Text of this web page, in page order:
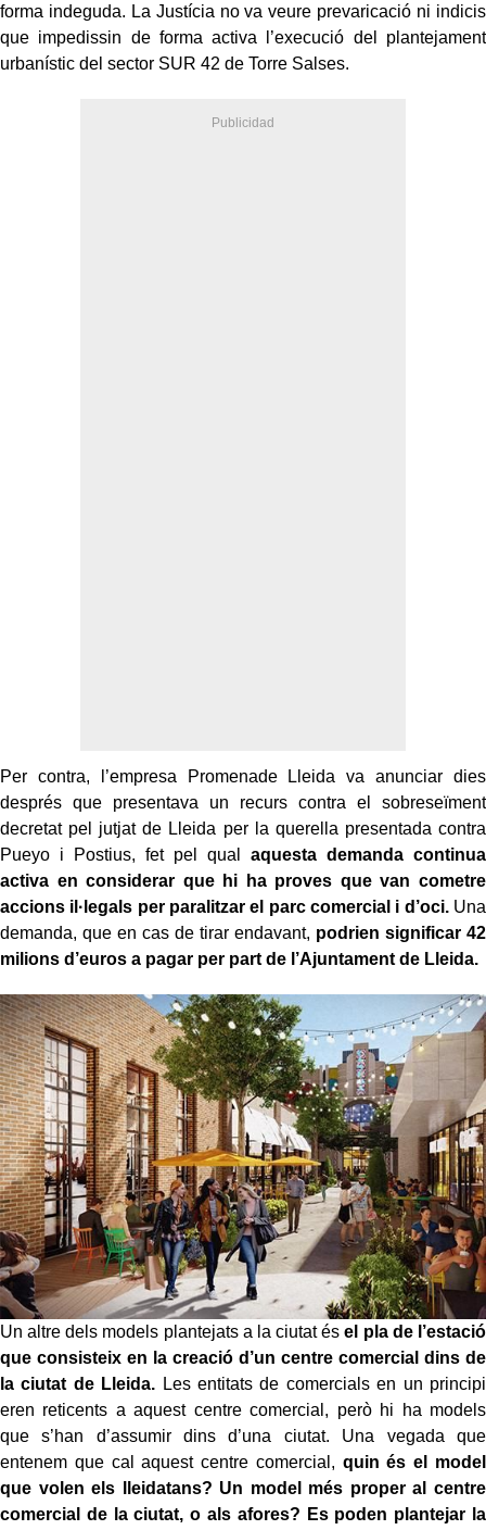
forma indeguda. La Justícia no va veure prevaricació ni indicis
que impedissin de forma activa l’execució del plantejament
urbanístic del sector SUR 42 de Torre Salses.
Per contra, l’empresa Promenade Lleida va anunciar dies
després que presentava un recurs contra el sobreseïment
decretat pel jutjat de Lleida per la querella presentada contra
Pueyo i Postius, fet pel qual aquesta demanda continua
activa en considerar que hi ha proves que van cometre
accions il·legals per paralitzar el parc comercial i d’oci.Una
demanda, que en cas de tirar endavant, podrien significar 42
milions d’euros a pagar per part de l’Ajuntament de Lleida.
Un altre dels models plantejats a la ciutat ésel pla de l’estació
que consisteix en la creació d’un centre comercial dins de
la ciutat de Lleida. Les entitats de comercials en un principi
eren reticents a aquest centre comercial, però hi ha models
que s’han d’assumir dins d’una ciutat. Una vegada que
entenem que cal aquest centre comercial, quin és el model
que volen els lleidatans? Un model més proper al centre
comercial de la ciutat, o als afores? Es poden plantejar la